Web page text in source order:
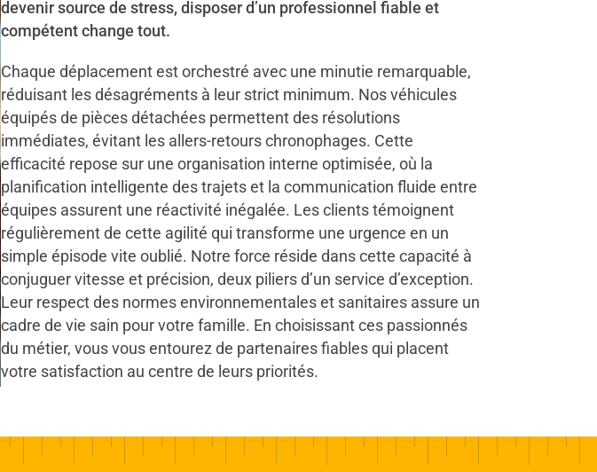
devenir source de stress, disposer d’un professionnel fiable et
compétent change tout.
Chaque déplacement est orchestré avec une minutie remarquable,
réduisant les désagréments à leur strict minimum. Nos véhicules
équipés de pièces détachées permettent des résolutions
immédiates, évitant les allers-retours chronophages. Cette
efficacité repose sur une organisation interne optimisée, où la
planification intelligente des trajets et la communication fluide entre
équipes assurent une réactivité inégalée. Les clients témoignent
régulièrement de cette agilité qui transforme une urgence en un
simple épisode vite oublié. Notre force réside dans cette capacité à
conjuguer vitesse et précision, deux piliers d’un service d’exception.
Leur respect des normes environnementales et sanitaires assure un
cadre de vie sain pour votre famille. En choisissant ces passionnés
du métier, vous vous entourez de partenaires fiables qui placent
votre satisfaction au centre de leurs priorités.